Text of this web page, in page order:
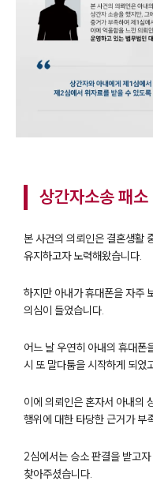
상간자소송 패
본 사건의 의뢰인은 결혼생활
유지하고자 노력해왔습니다.
하지만 아내가 휴대폰을 자주
의심이 들었습니다.
어느 날 우연히 아내의 휴대폰
시 또 말다툼을 시작하게 되었
이에 의뢰인은 혼자서 아내의
행위에 대한 타당한 근거가 부
2심에서는 승소 판결을 받고
찾아주셨습니다.